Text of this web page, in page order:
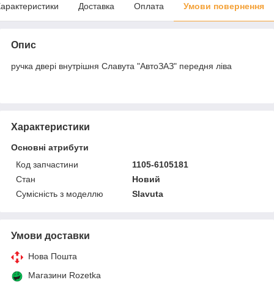
Доставка Оплата Умови повернення
Опис
ручка двері внутрішня Славута "АвтоЗАЗ" передня ліва
Характеристики
Основні атрибути
Код запчастини
1105-6105181
Стан
Новий
Сумісність з моделлю
Slavuta
Умови доставки
Нова Пошта
Магазини Rozetka